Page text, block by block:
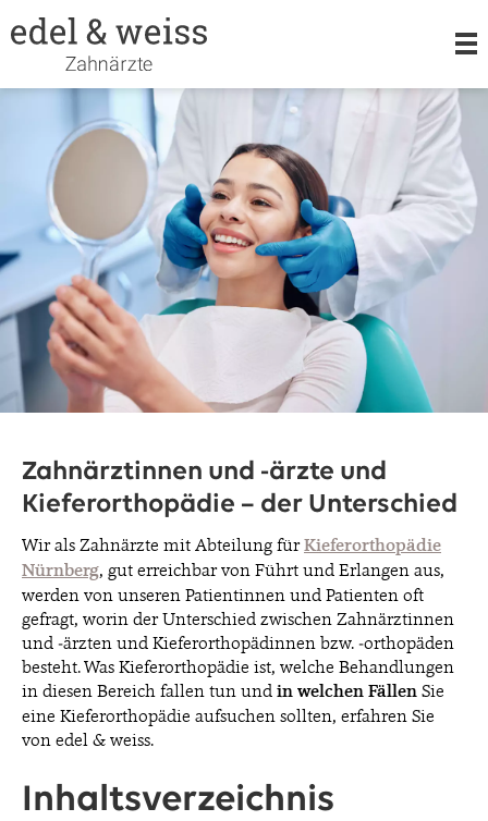
KIEFERORTHOPÄDIE
ORALCHIRURGIE
KARRIERE
BLOG
KONTAKT & TERMINE
Zahnärztinnen und -ärzte und
Kieferorthopädie – der Unterschied
Wir als Zahnärzte mit Abteilung fürKieferorthopädie
Nürnberg, gut erreichbar von Führt und Erlangen aus,
werden von unseren Patientinnen und Patienten oft
gefragt, worin der Unterschied zwischen Zahnärztinnen
und -ärzten und Kieferorthopädinnen bzw. -orthopäden
besteht. Was Kieferorthopädie ist, welche Behandlungen
in diesen Bereich fallen tun und in welchen Fällen Sie
eine Kieferorthopädie aufsuchen sollten, erfahren Sie
von edel & weiss.
Inhaltsverzeichnis